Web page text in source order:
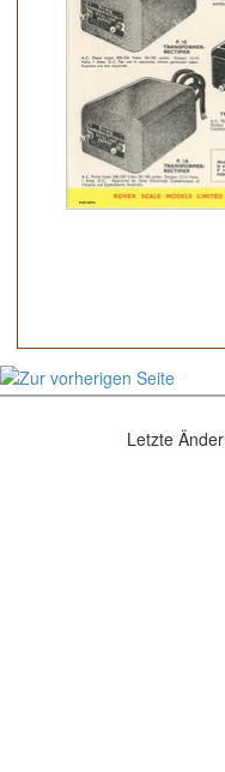
Letzte